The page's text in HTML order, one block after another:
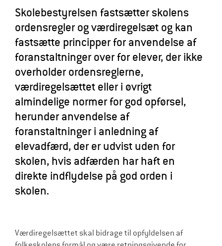
F
o
r
æ
d
r
e
Skolebestyrelsen fastsætter skolens
ordensregler og værdiregelsæt og kan
fastsætte principper for anvendelse af
foranstaltninger over for elever, der ikke
overholder ordensreglerne,
værdiregelsættet eller i øvrigt
almindelige normer for god opførsel,
herunder anvendelse af
foranstaltninger i anledning af
elevadfærd, der er udvist uden for
skolen, hvis adfærden har haft en
direkte indflydelse på god orden i
skolen.
Værdiregelsættet skal bidrage til opfyldelsen af